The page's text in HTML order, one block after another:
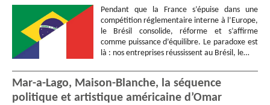
Pendant que la France s’épuise dans une
compétition réglementaire interne à l’Europe,
le Brésil consolide, réforme et s’affirme
comme puissance d’équilibre. Le paradoxe est
là : nos entreprises réussissent au Brésil, le…
Mar-a-Lago, Maison-Blanche, la séquence
politique et artistique américaine d’Omar